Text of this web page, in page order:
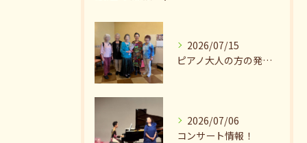
2026/07/15
ピアノ大人の方の発表会兼ねたお茶会🎵
2026/07/06
コンサート情報！